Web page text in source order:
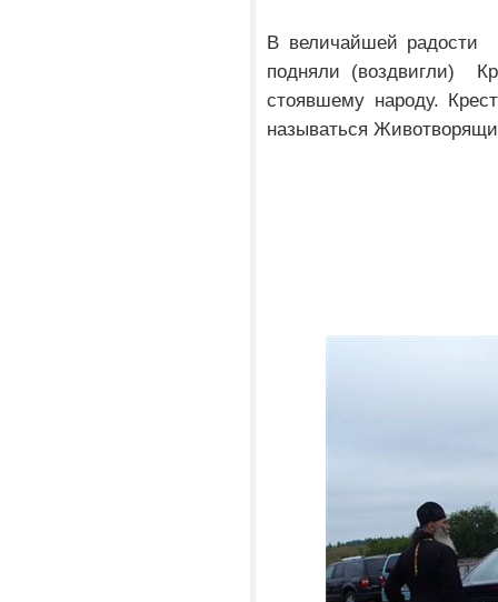
В величайшей радости
подняли (воздвигли)
стоявшему народу.
называться